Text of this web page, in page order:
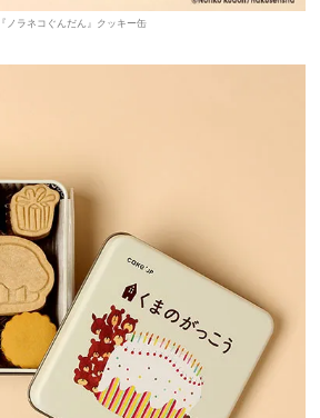
『ノラネコぐんだん』クッキー缶